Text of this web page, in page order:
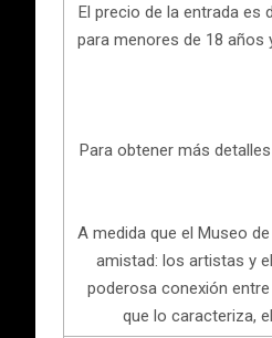
El precio de la entrada es
para menores de 18
Para obtener más
A medida que el Museo
amistad: los artistas y
poderosa conexión
que lo caracteriza,